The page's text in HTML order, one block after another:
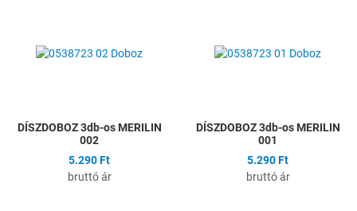
Összehasonlítás
DÍSZDOBOZ 3db-os MERILIN
002
5.290 Ft
bruttó ár
DÍSZDOBOZ 3db-os MERILIN
001
5.290 Ft
bruttó ár